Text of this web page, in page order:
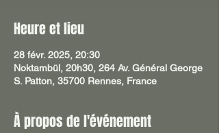
Heure et lieu
28 févr. 2025, 20:30
Noktambül, 20h30, 264 Av. Général George
S. Patton, 35700 Rennes, France
À propos de l'événement